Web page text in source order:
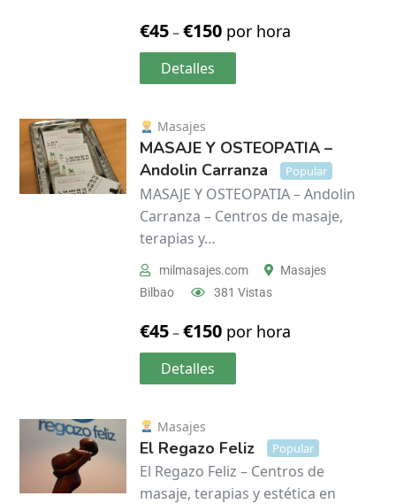
€45–€150 por hora
Detalles
Masajes
MASAJE Y OSTEOPATIA –
Andolin Carranza
Popular
MASAJE Y OSTEOPATIA – Andolin
Carranza – Centros de masaje,
terapias y…
milmasajes.com
Masajes
Bilbao
381 Vistas
€45–€150 por hora
Detalles
Masajes
El Regazo Feliz Popular
El Regazo Feliz – Centros de
masaje, terapias y estética en